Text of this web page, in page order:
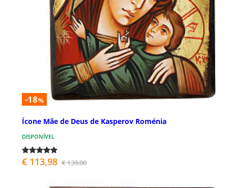
-18%
Ícone Mãe de Deus de Kasperov Roménia
DISPONÍVEL
€ 113,98 € 139,00